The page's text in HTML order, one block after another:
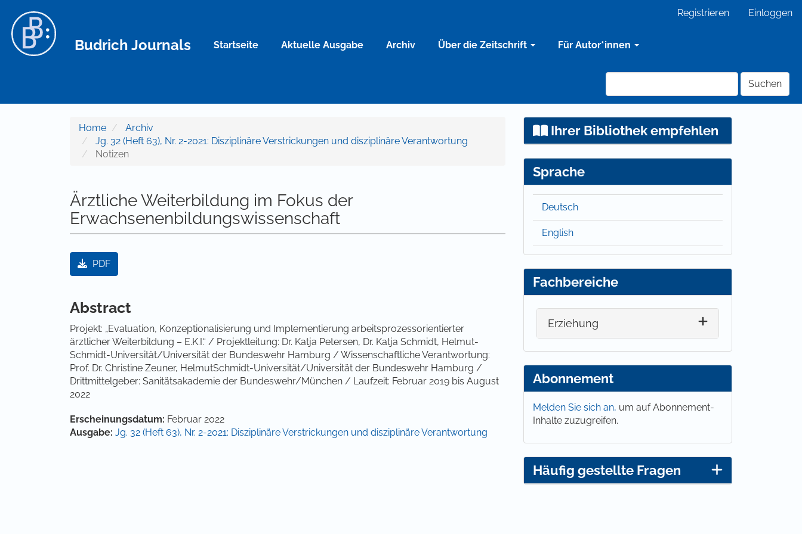
Hauptinhalt
Sidebar
Registrieren Einloggen
Budrich Journals Startseite Aktuelle Ausgabe Archiv Über die Zeitschrift Für Autor*innen
Suchen
Home
Archiv
Jg. 32 (Heft 63), Nr. 2-2021: Disziplinäre Verstrickungen und disziplinäre Verantwortung
Notizen
Ärztliche Weiterbildung im Fokus der
Erwachsenenbildungswissenschaft
Artikel-Sidebar
PDF
Hauptsächlicher Artikelinhalt
Abstract
Projekt: „Evaluation, Konzeptionalisierung und Implementierung arbeitsprozessorientierter
ärztlicher Weiterbildung – E.K.I.“ / Projektleitung: Dr. Katja Petersen, Dr. Katja Schmidt, Helmut-
Schmidt-Universität/Universität der Bundeswehr Hamburg / Wissenschaftliche Verantwortung:
Prof. Dr. Christine Zeuner, HelmutSchmidt-Universität/Universität der Bundeswehr Hamburg /
Drittmittelgeber: Sanitätsakademie der Bundeswehr/München / Laufzeit: Februar 2019 bis August
2022
Artikel-Details
Erscheinungsdatum: Februar 2022
Ausgabe: Jg. 32 (Heft 63), Nr. 2-2021: Disziplinäre Verstrickungen und disziplinäre Verantwortung
Ihrer Bibliothek empfehlen
Sprache
Deutsch
English
Fachbereiche
Erziehung
Abonnement
Melden Sie sich an, um auf Abonnement-
Inhalte zuzugreifen.
Häufig gestellte Fragen